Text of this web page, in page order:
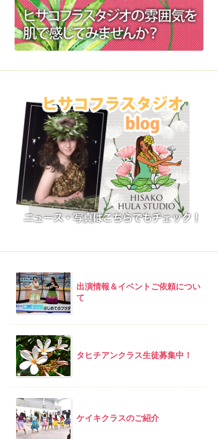
出演情報＆イベントご依頼につい
て
タヒチアンクラス生徒募集中！
ケイキクラスのご紹介